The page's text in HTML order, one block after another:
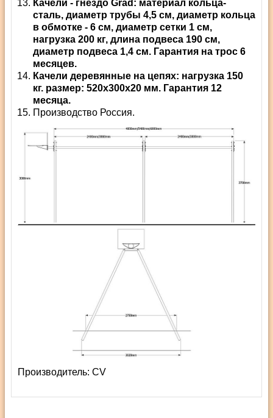
Качели - гнездо Grad: материал кольца-
сталь, диаметр трубы 4,5 см, диаметр кольца
в обмотке - 6 см, диаметр сетки 1 см,
нагрузка 200 кг, длина подвеса 190 см,
диаметр подвеса 1,4 см. Гарантия на трос 6
месяцев.
Качели деревянные на цепях: нагрузка 150
кг. размер: 520х300х20 мм. Гарантия 12
месяца.
Производство Россия.
Производитель: СV